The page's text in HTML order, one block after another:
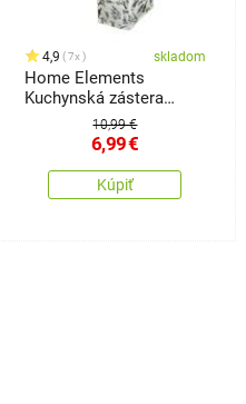
4,9 7x skladom
Home Elements
Kuchynská zástera
Vtáčiky, 60 x 80 cm
10,99 €
6,99€
Kúpiť